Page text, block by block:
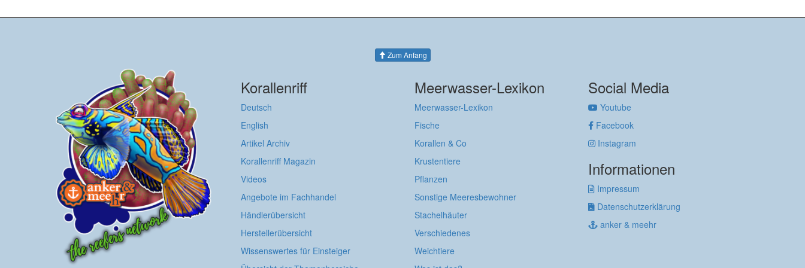
Zum Anfang
Korallenriff
Deutsch
English
Artikel Archiv
Korallenriff Magazin
Videos
Angebote im Fachhandel
Händlerübersicht
Herstellerübersicht
Wissenswertes für Einsteiger
Meerwasser-Lexikon
Meerwasser-Lexikon
Fische
Korallen & Co
Krustentiere
Pflanzen
Sonstige Meeresbewohner
Stachelhäuter
Verschiedenes
Weichtiere
Social Media
Youtube
Facebook
Instagram
Informationen
Impressum
Datenschutzerklärung
anker & meehr